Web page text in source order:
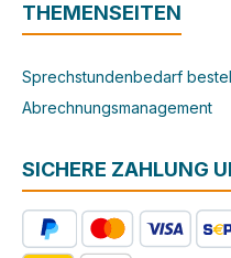
THEMENSEITEN
Sprechstundenbedarf
Abrechnungsmanagement
SICHERE ZAHLUNG